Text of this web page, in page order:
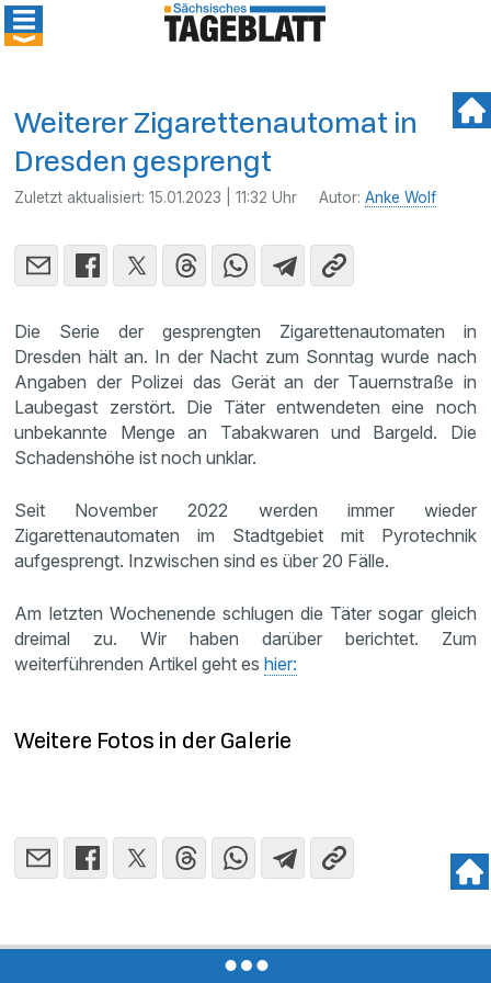
Weiterer Zigarettenautomat in
Dresden gesprengt
Zuletzt aktualisiert:15.01.2023 | 11:32 Uhr Autor:Anke Wolf
Die Serie der gesprengten Zigarettenautomaten in
Dresden hält an. In der Nacht zum Sonntag wurde nach
Angaben der Polizei das Gerät an der Tauernstraße in
Laubegast zerstört. Die Täter entwendeten eine noch
unbekannte Menge an Tabakwaren und Bargeld. Die
Schadenshöhe ist noch unklar.
Seit November 2022 werden immer wieder
Zigarettenautomaten im Stadtgebiet mit Pyrotechnik
aufgesprengt. Inzwischen sind es über 20 Fälle.
Am letzten Wochenende schlugen die Täter sogar gleich
dreimal zu. Wir haben darüber berichtet. Zum
weiterführenden Artikel geht eshier:
Weitere Fotos in der Galerie